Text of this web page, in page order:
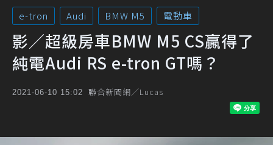
e-tron Audi BMW M5 電動車
影／超級房車BMW M5 CS贏得了
純電Audi RS e-tron GT嗎？
2021-06-10 15:02 聯合新聞網／Lucas